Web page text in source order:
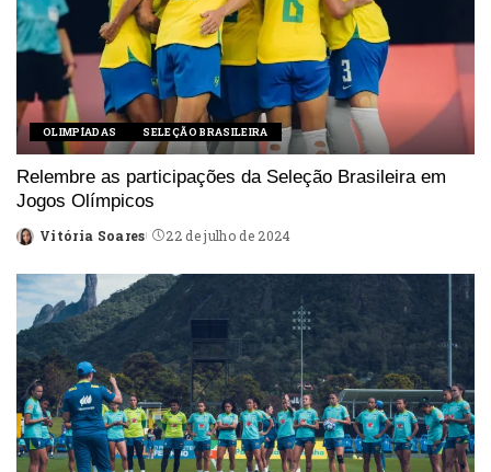
OLIMPÍADAS SELEÇÃO BRASILEIRA
Relembre as participações da Seleção Brasileira em
Jogos Olímpicos
Posted
Vitória Soares 22 de julho de 2024